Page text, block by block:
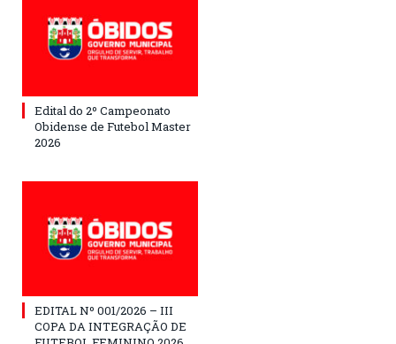
Edital do 2º Campeonato
Obidense de Futebol Master
2026
EDITAL Nº 001/2026 – III
COPA DA INTEGRAÇÃO DE